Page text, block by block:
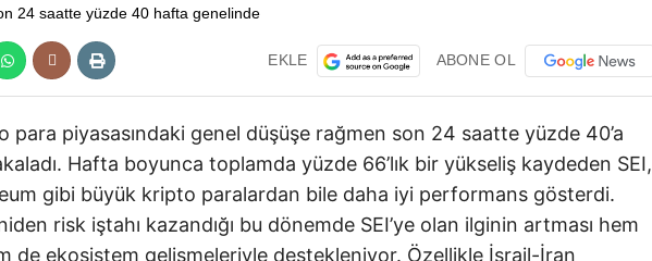
EKLE ABONE OL
para piyasasındaki genel düşüşe rağmen son 24 saatte yüzde 40’a
Hafta boyunca toplamda yüzde 66’lık bir yükseliş kaydeden SEI,
gibi büyük kripto paralardan bile daha iyi performans gösterdi.
risk iştahı kazandığı bu dönemde SEI’ye olan ilginin artması hem
de ekosistem gelişmeleriyle destekleniyor. Özellikle İsrail-İran